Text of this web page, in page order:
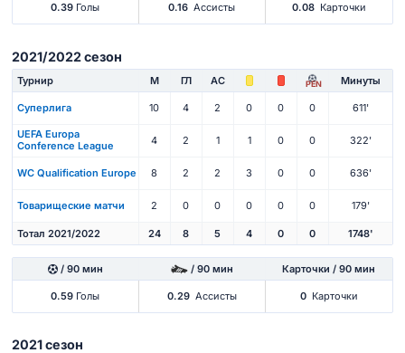
0.39 Голы 0.16 Ассисты 0.08 Карточки
2021/2022 сезон
Турнир М ГЛ АС PEN Минуты
Суперлига 10 4 2 0 0 0 611'
UEFA Europa
Conference League
4 2 1 1 0 0 322'
WC Qualification Europe 8 2 2 3 0 0 636'
Товарищеские матчи 2 0 0 0 0 0 179'
Тотал 2021/2022 24 8 5 4 0 0 1748'
/ 90 мин / 90 мин Карточки / 90 мин
0.59 Голы 0.29 Ассисты 0 Карточки
2021 сезон